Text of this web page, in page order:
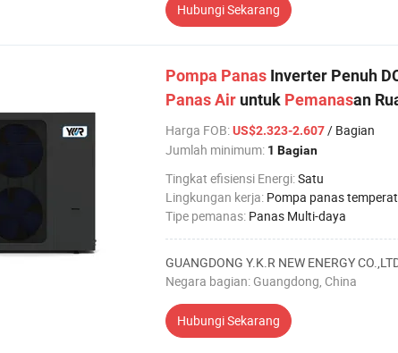
Hubungi Sekarang
Pompa Panas Inverter Penuh
PanasAir untuk Pemanasan
Harga FOB:US$2.323-2.607/ Bagian
Jumlah minimum: 1 Bagian
Tingkat efisiensi Energi:Satu
Lingkungan kerja: Pompa panas temperatur rendah
Tipe pemanas: Panas Multi-daya
GUANGDONG Y.K.R NEW ENERGY
Negara bagian: Guangdong, China
Hubungi Sekarang